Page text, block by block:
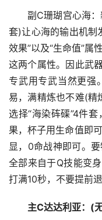
副C珊瑚宫心海
套)让心海的输出机制
效果”以及“生命值”属
这两个属性。因此武
专武用专武当然更强
易，满精炼也不难(精
选择“海染砗磲”4件
果，杯子用生命值即
显，0命战神即可。
全部来自于Q技能变
打满10秒，不要提前
主C达达利亚：(